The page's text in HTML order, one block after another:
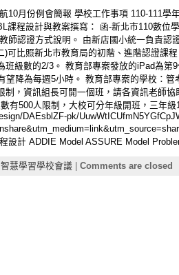
10月份例會簡報 學校工作事項 110-111
課程設計與教案撰寫： 函-新北市110數位
師認證方式說明。 由新店國小統一負責
)可比照新北市教育局的初階、進階認證課
班級數的2/3。 教育部專案發放的iPad為
望降為每週5小時。 教育部專案的學校：
制，資訊組長可開一個班，請各資訊老師
有500人限制，大校可分年級開班，三年
DAEsblZF-pk/
設計 ADDIE Model ASSURE Model
智慧學習學校會議| Comments are closed